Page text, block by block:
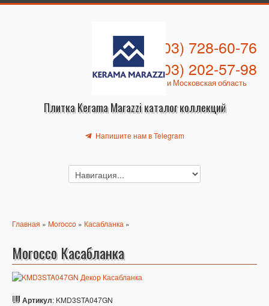
Плитка Kerama Marazzi каталог коллекций
+7 (903) 728-60-76
+7 (903) 202-57-98
Москва и Московская область
Напишите нам в Telegram
Главная » Morocco » Касабланка »
Morocco Касабланка
Артикул: KMD3STA047GN